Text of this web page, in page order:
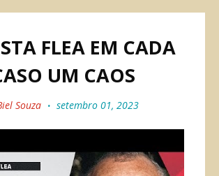
FLEA EM CADA
UM CAOS
Souza setembro 01, 2023